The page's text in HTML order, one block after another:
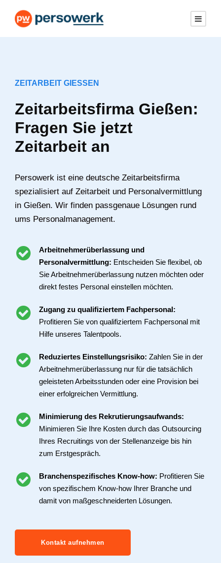
ZEITARBEIT GIESSEN
Zeitarbeitsfirma Gießen:
Fragen Sie jetzt
Zeitarbeit an
Persowerk ist eine deutsche Zeitarbeitsfirma
spezialisiert auf Zeitarbeit und Personalvermittlung
in Gießen. Wir finden passgenaue Lösungen rund
ums Personalmanagement.
Arbeitnehmerüberlassung und
Personalvermittlung: Entscheiden Sie flexibel, ob
Sie Arbeitnehmerüberlassung nutzen möchten oder
direkt festes Personal einstellen möchten.
Zugang zu qualifiziertem Fachpersonal:
Profitieren Sie von qualifiziertem Fachpersonal mit
Hilfe unseres Talentpools.
Reduziertes Einstellungsrisiko: Zahlen Sie in der
Arbeitnehmerüberlassung nur für die tatsächlich
geleisteten Arbeitsstunden oder eine Provision bei
einer erfolgreichen Vermittlung.
Minimierung des Rekrutierungsaufwands:
Minimieren Sie Ihre Kosten durch das Outsourcing
Ihres Recruitings von der Stellenanzeige bis hin
zum Erstgespräch.
Branchenspezifisches Know-how: Profitieren Sie
von spezifischem Know-how Ihrer Branche und
damit von maßgeschneiderten Lösungen.
Kontakt aufnehmen